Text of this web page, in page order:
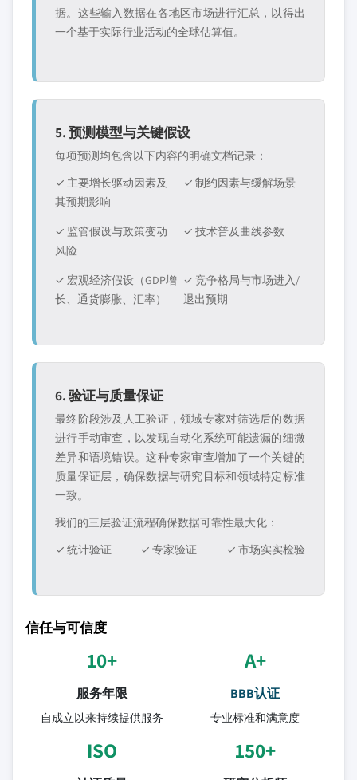
据。这些输入数据在各地区市场进行汇总，以得出
一个基于实际行业活动的全球估算值。
5. 预测模型与关键假设
每项预测均包含以下内容的明确文档记录：
✓ 主要增长驱动因素及
其预期影响
✓ 制约因素与缓解场景
✓ 监管假设与政策变动
风险
✓ 技术普及曲线参数
✓ 宏观经济假设（GDP增
长、通货膨胀、汇率）
✓ 竞争格局与市场进入/
退出预期
6. 验证与质量保证
最终阶段涉及人工验证，领域专家对筛选后的数据
进行手动审查，以发现自动化系统可能遗漏的细微
差异和语境错误。这种专家审查增加了一个关键的
质量保证层，确保数据与研究目标和领域特定标准
一致。
我们的三层验证流程确保数据可靠性最大化：
✓ 统计验证
✓ 专家验证 ✓ 市场实实检验
信任与可信度
10+
服务年限
自成立以来持续提供服务
A+
BBB认证
专业标准和满意度
ISO 150+